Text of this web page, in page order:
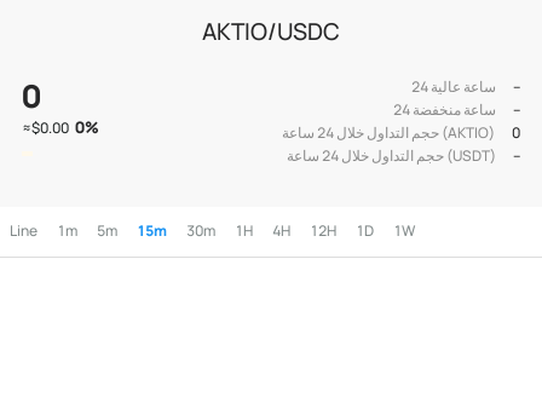
AKTIO/USDC
0
≈$0.00 0%
24 ساعة عالية
--
24 ساعة منخفضة
--
حجم التداول خلال 24 ساعة (AKTIO)
0
حجم التداول خلال 24 ساعة (USDT)
--
Line 1m 5m 15m 30m 1H 4H 12H 1D 1W